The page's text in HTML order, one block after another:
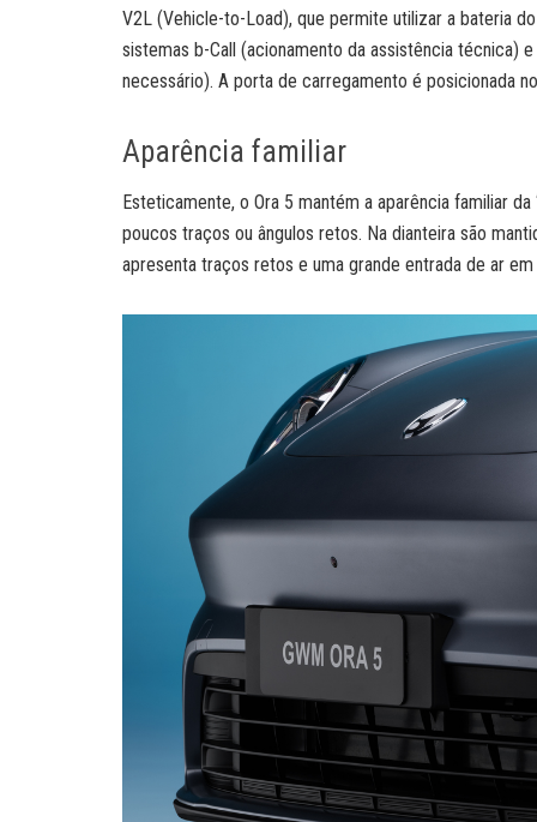
V2L (Vehicle-to-Load), que permite utilizar a bateria
sistemas b-Call (acionamento da assistência técnica)
necessário). A porta de carregamento é posicionada
Aparência familiar
Esteticamente, o Ora 5 mantém a aparência familiar
poucos traços ou ângulos retos. Na dianteira são
apresenta traços retos e uma grande entrada de ar